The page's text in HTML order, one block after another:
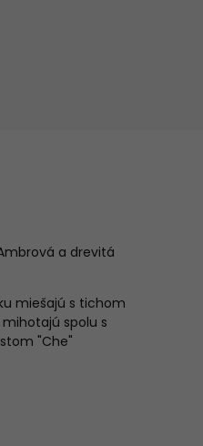
a drevitá
miešajú s tichom
spolu s
"Che"